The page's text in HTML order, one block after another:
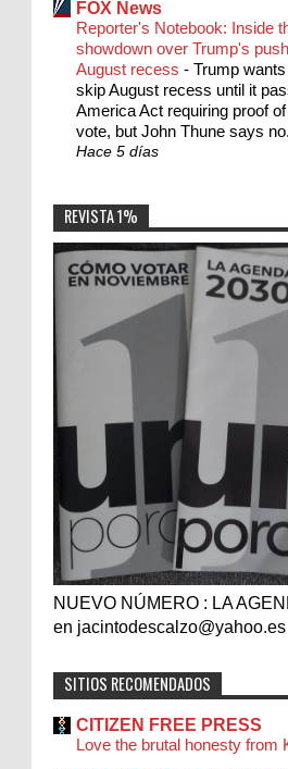
FOX News
Reporter's Notebook: Inside
showdown over Trump's
August recess - Trump
skip August recess until it
America Act requiring proof
vote, but John Thune says no.
Hace 5 días
REVISTA 1%
NUEVO NÚMERO : LA
en jacintodescalzo@yahoo.es
SITIOS RECOMENDADOS
CITIZEN FREE PRESS
Love the brutal honesty from